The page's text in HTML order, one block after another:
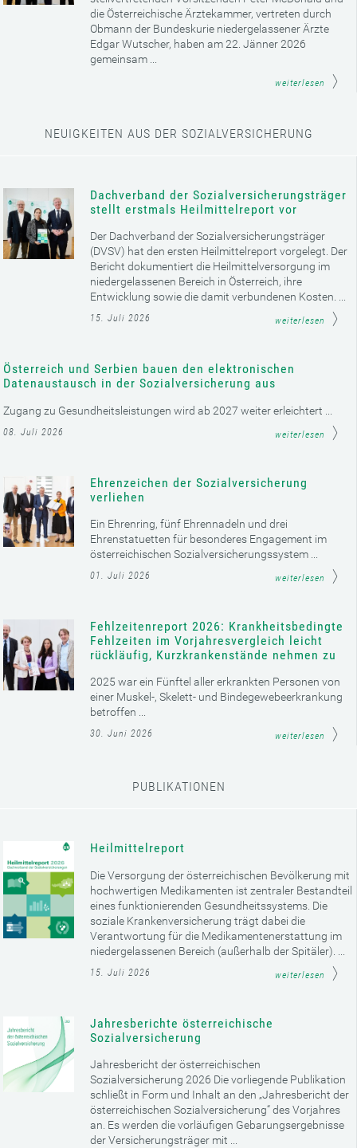
die Österreichische Ärztekammer, vertreten durch
Obmann der Bundeskurie niedergelassener Ärzte
Edgar Wutscher, haben am 22. Jänner 2026
gemeinsam ...
weiterlesen
NEUIGKEITEN AUS DER SOZIALVERSICHERUNG
Dachverband der Sozialversicherungsträger
stellt erstmals Heilmittelreport vor
Der Dachverband der Sozialversicherungsträger
(DVSV) hat den ersten Heilmittelreport vorgelegt. Der
Bericht dokumentiert die Heilmittelversorgung im
niedergelassenen Bereich in Österreich, ihre
Entwicklung sowie die damit verbundenen Kosten. ...
15. Juli 2026 weiterlesen
Österreich und Serbien bauen den elektronischen
Datenaustausch in der Sozialversicherung aus
Zugang zu Gesundheitsleistungen wird ab 2027 weiter erleichtert ...
08. Juli 2026 weiterlesen
Ehrenzeichen der Sozialversicherung
verliehen
Ein Ehrenring, fünf Ehrennadeln und drei
Ehrenstatuetten für besonderes Engagement im
österreichischen Sozialversicherungssystem ...
01. Juli 2026 weiterlesen
Fehlzeitenreport 2026: Krankheitsbedingte
Fehlzeiten im Vorjahresvergleich leicht
rückläufig, Kurzkrankenstände nehmen zu
2025 war ein Fünftel aller erkrankten Personen von
einer Muskel-, Skelett- und Bindegewebeerkrankung
betroffen ...
30. Juni 2026 weiterlesen
PUBLIKATIONEN
Heilmittelreport
Die Versorgung der österreichischen Bevölkerung mit
hochwertigen Medikamenten ist zentraler Bestandteil
eines funktionierenden Gesundheitssystems. Die
soziale Krankenversicherung trägt dabei die
Verantwortung für die Medikamentenerstattung im
niedergelassenen Bereich (außerhalb der Spitäler). ...
15. Juli 2026 weiterlesen
Jahresberichte österreichische
Sozialversicherung
Jahresbericht der österreichischen
Sozialversicherung 2026 Die vorliegende Publikation
schließt in Form und Inhalt an den „Jahresbericht der
österreichischen Sozialversicherung“ des Vorjahres
an. Es werden die vorläufigen Gebarungsergebnisse
der Versicherungsträger mit ...